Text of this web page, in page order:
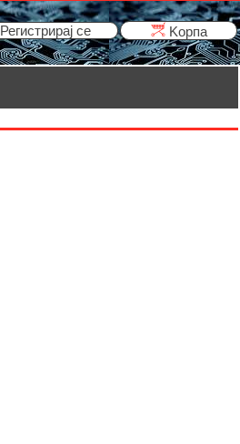
Регистрирај се Kорпа